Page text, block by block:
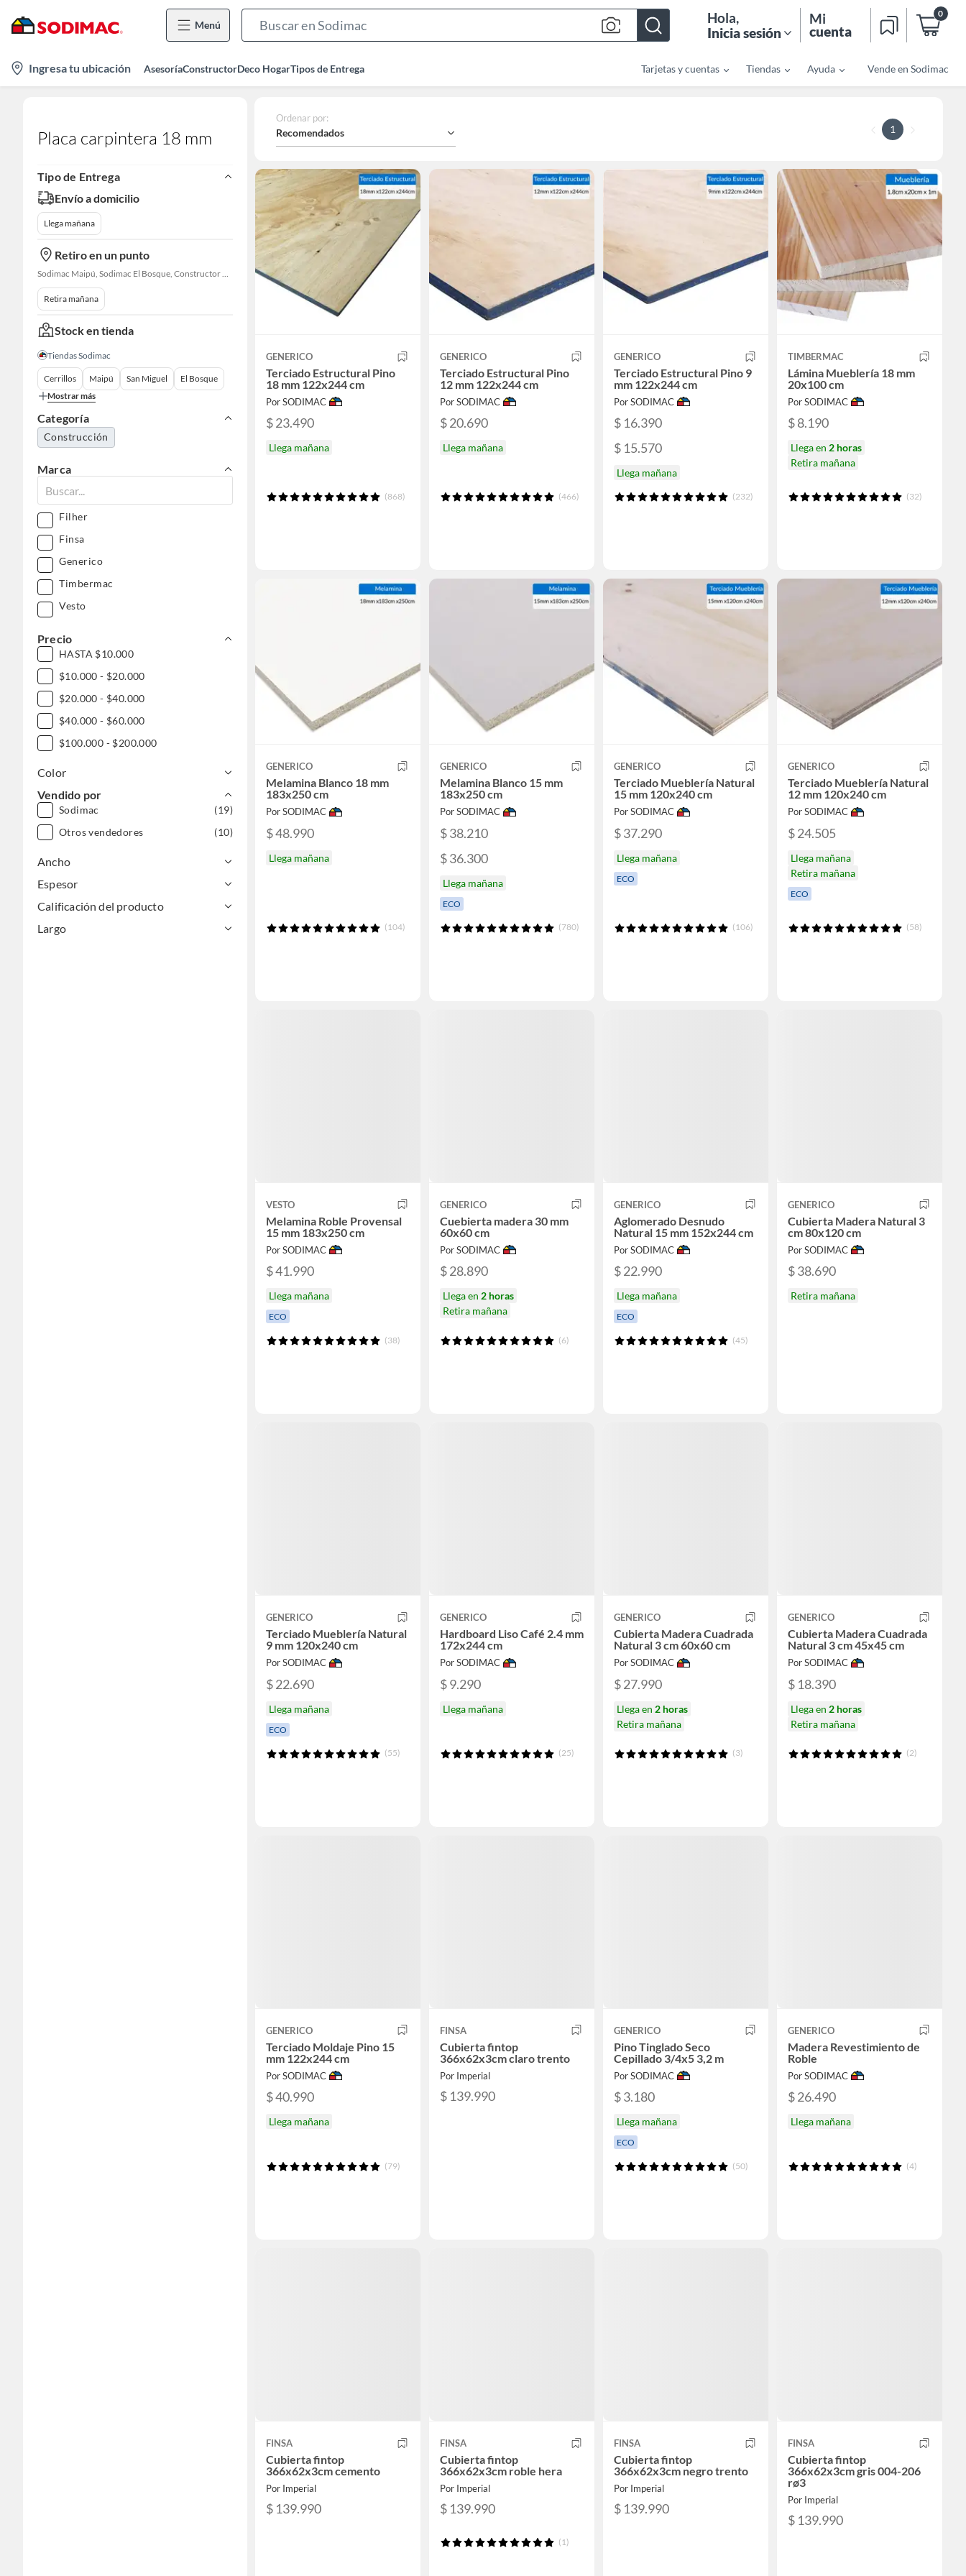
Menú
Bar
Hola,
Inicia sesión
Mi
cuenta
0
location-
icon
Ingresa tu ubicación AsesoríaConstructorDeco HogarTipos de Entrega Tarjetas y cuentas Tiendas Ayuda Vende en Sodimac
Placa carpintera 18 mm
Tipo de Entrega
Envío a domicilio
Llega mañana
Retiro en un punto
Sodimac Maipú, Sodimac El Bosque, Constructor Cantagallo, Sodimac Talagante
Retira mañana
Stock en tienda
Tiendas Sodimac
Cerrillos Maipú San Miguel
El Bosque
Mostrar más
Categoría
Construcción
Marca
Filher
Finsa
Generico
Timbermac
Vesto
Precio
HASTA $10.000
$10.000 - $20.000
$20.000 - $40.000
$40.000 - $60.000
$100.000 - $200.000
Color
Vendido por
Sodimac
(19)
Otros vendedores
(10)
Ancho
Espesor
Calificación del producto
Largo
Ordenar por:
Recomendados 1
GENERICO
Terciado Estructural Pino
18 mm 122x244 cm
Por SODIMAC
$ 23.490
Llega mañana
(868)
GENERICO
Terciado Estructural Pino
12 mm 122x244 cm
Por SODIMAC
$ 20.690
Llega mañana
(466)
GENERICO
Terciado Estructural Pino 9
mm 122x244 cm
Por SODIMAC
$ 16.390
$ 15.570
Llega mañana
(232)
TIMBERMAC
Lámina Mueblería 18 mm
20x100 cm
Por SODIMAC
$ 8.190
Llega en 2 horas
Retira mañana
(32)
GENERICO
Melamina Blanco 18 mm
183x250 cm
Por SODIMAC
$ 48.990
Llega mañana
(104)
GENERICO
Melamina Blanco 15 mm
183x250 cm
Por SODIMAC
$ 38.210
$ 36.300
Llega mañana
ECO
(780)
GENERICO
Terciado Mueblería Natural
15 mm 120x240 cm
Por SODIMAC
$ 37.290
Llega mañana
ECO
(106)
GENERICO
Terciado Mueblería Natural
12 mm 120x240 cm
Por SODIMAC
$ 24.505
Llega mañana
Retira mañana
ECO
(58)
VESTO
Melamina Roble Provensal
15 mm 183x250 cm
Por SODIMAC
$ 41.990
Llega mañana
ECO
(38)
GENERICO
Cuebierta madera 30 mm
60x60 cm
Por SODIMAC
$ 28.890
Llega en 2 horas
Retira mañana
(6)
GENERICO
Aglomerado Desnudo
Natural 15 mm 152x244 cm
Por SODIMAC
$ 22.990
Llega mañana
ECO
(45)
GENERICO
Cubierta Madera Natural 3
cm 80x120 cm
Por SODIMAC
$ 38.690
Retira mañana
GENERICO
Terciado Mueblería Natural
9 mm 120x240 cm
Por SODIMAC
$ 22.690
Llega mañana
ECO
(55)
GENERICO
Hardboard Liso Café 2.4 mm
172x244 cm
Por SODIMAC
$ 9.290
Llega mañana
(25)
GENERICO
Cubierta Madera Cuadrada
Natural 3 cm 60x60 cm
Por SODIMAC
$ 27.990
Llega en 2 horas
Retira mañana
(3)
GENERICO
Cubierta Madera Cuadrada
Natural 3 cm 45x45 cm
Por SODIMAC
$ 18.390
Llega en 2 horas
Retira mañana
(2)
GENERICO
Terciado Moldaje Pino 15
mm 122x244 cm
Por SODIMAC
$ 40.990
Llega mañana
(79)
FINSA
Cubierta fintop
366x62x3cm claro trento
Por Imperial
$ 139.990
GENERICO
Pino Tinglado Seco
Cepillado 3/4x5 3,2 m
Por SODIMAC
$ 3.180
Llega mañana
ECO
(50)
GENERICO
Madera Revestimiento de
Roble
Por SODIMAC
$ 26.490
Llega mañana
(4)
FINSA
Cubierta fintop
366x62x3cm cemento
Por Imperial
$ 139.990
FINSA
Cubierta fintop
366x62x3cm roble hera
Por Imperial
$ 139.990
(1)
FINSA
Cubierta fintop
366x62x3cm negro trento
Por Imperial
$ 139.990
FINSA
Cubierta fintop
366x62x3cm gris 004-206
rø3
Por Imperial
$ 139.990